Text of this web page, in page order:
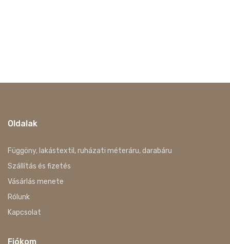
Oldalak
Függöny, lakástextil, ruházati méteráru, darabáru
Szállítás és fizetés
Vásárlás menete
Rólunk
Kapcsolat
Fiókom